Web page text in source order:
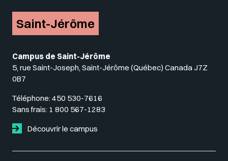
Saint-Jérôme
Campus de Saint-Jérôme
5, rue Saint-Joseph, Saint-Jérôme (Québec) Canada J7Z
0B7
Téléphone: 450 530-7616
Sans frais: 1 800 567-1283
Découvrir le campus